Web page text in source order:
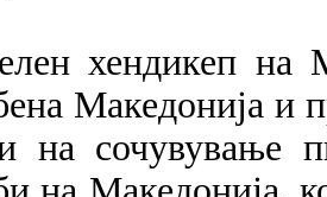
хендикеп на
Македонија и
на сочувување